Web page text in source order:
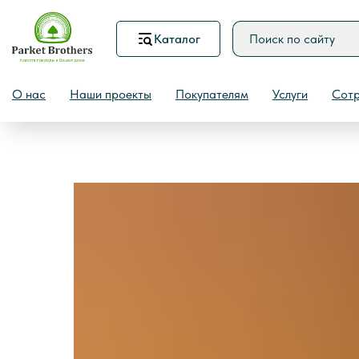
Каталог
О нас Наши проекты Покупателям Услуги